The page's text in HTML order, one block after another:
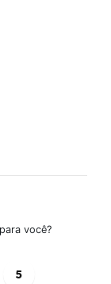
você?
5